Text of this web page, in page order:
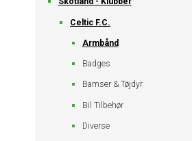
Celtic F.C.
Armbånd
Badges
Bamser & Tøjdyr
Bil Tilbehør
Diverse